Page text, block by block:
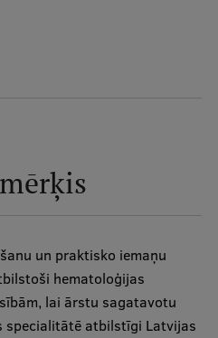
un praktisko iemaņu
hematoloģijas
lai ārstu sagatavotu
specialitātē atbilstīgi Latvijas